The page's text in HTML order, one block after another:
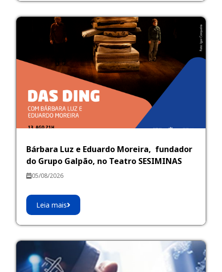
Bárbara Luz e Eduardo Moreira, fundador
do Grupo Galpão, no Teatro SESIMINAS
05/08/2026
Leia mais